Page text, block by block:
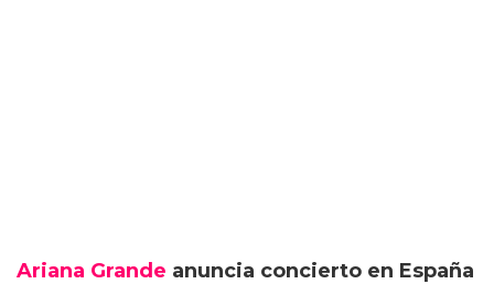
Ariana Grande anuncia concierto en España